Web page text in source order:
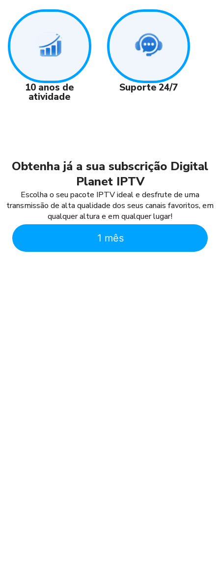
10 anos de
atividade
Suporte 24/7
Obtenha já a sua subscrição Digital
Planet IPTV
Escolha o seu pacote IPTV ideal e desfrute de uma
transmissão de alta qualidade dos seus canais favoritos, em
qualquer altura e em qualquer lugar!
1 mês